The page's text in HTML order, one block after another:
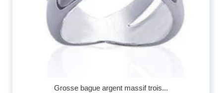
Grosse bague argent massif trois...